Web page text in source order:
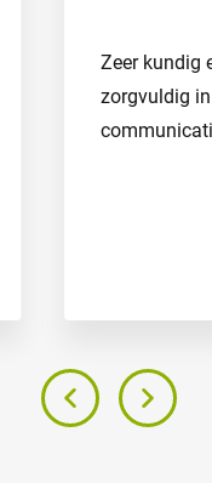
Zeer kundig
zorgvuldig